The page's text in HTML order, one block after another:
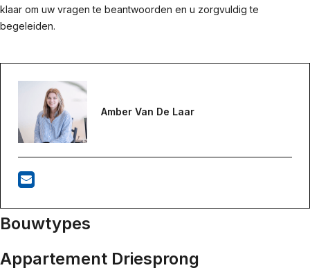
klaar om uw vragen te beantwoorden en u zorgvuldig te
begeleiden.
Amber Van De Laar
Bouwtypes
Appartement Driesprong